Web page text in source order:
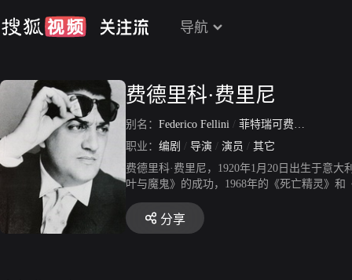
导航
费德里科·费里尼
别名： Federico Fellini / 菲特瑞可费里尼
职业： 编剧 / 导演 / 演员 / 其它
费德里科·费里尼，1920年1月20日出生于意
叶与魔鬼》的成功，1968年的《死亡精灵》
等几部作品。费里尼天才般的想像力在《爱
后，费里尼无论如何努力，他的才华已不在巅
种状态的准确产物。在费里尼1990年落幕之
分享